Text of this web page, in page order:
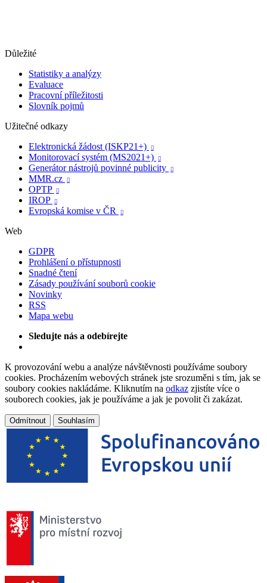
Důležité
Statistiky a analýzy
Evaluace
Pracovní příležitosti
Slovník pojmů
Užitečné odkazy
Elektronická žádost (ISKP21+)

Monitorovací systém (MS2021+) 
Generátor nástrojů povinné publicity 
MMR.cz 
OPTP 
IROP 
Evropská komise v ČR 
Web
GDPR
Prohlášení o přístupnosti
Snadné čtení
Zásady používání souborů cookie
Novinky
RSS
Mapa webu
Sledujte nás a odebírejte
K provozování webu a analýze návštěvnosti používáme soubory
cookies. Procházením webových stránek jste srozuměni s tím, jak se
soubory cookies nakládáme. Kliknutím na odkaz zjistíte více o
souborech cookies, jak je používáme a jak je povolit či zakázat.
Odmítnout Souhlasím